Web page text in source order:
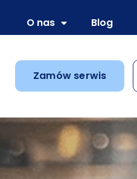
O nas Blog
Zamów serwis